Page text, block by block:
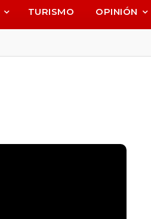
TURISMO OPINIÓN